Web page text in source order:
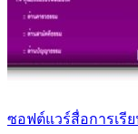
ซอฟต์แวร์สื่อการเรี